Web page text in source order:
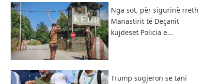
Nga sot, për sigurinë rreth
Manastirit të Deçanit
kujdeset Policia e...
Trump sugjeron se tani